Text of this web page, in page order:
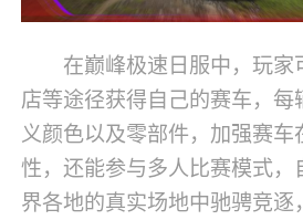
在巅峰极速日服中，玩家
店等途径获得自己的赛车，每
义颜色以及零部件，加强赛车
性，还能参与多人比赛模式，
界各地的真实场地中驰骋竞逐